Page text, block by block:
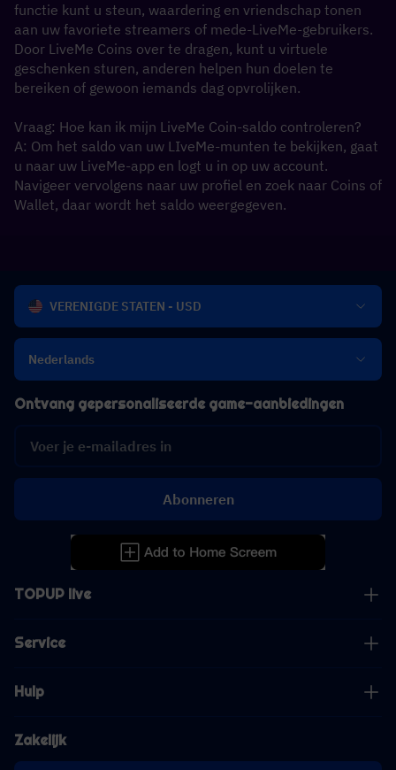
functie kunt u steun, waardering en vriendschap tonen
aan uw favoriete streamers of mede-LiveMe-gebruikers.
Door LiveMe Coins over te dragen, kunt u virtuele
geschenken sturen, anderen helpen hun doelen te
bereiken of gewoon iemands dag opvrolijken.
Vraag: Hoe kan ik mijn LiveMe Coin-saldo controleren?
A: Om het saldo van uw LIveMe-munten te bekijken, gaat
u naar uw LiveMe-app en logt u in op uw account.
Navigeer vervolgens naar uw profiel en zoek naar Coins of
Wallet, daar wordt het saldo weergegeven.
VERENIGDE STATEN - USD
Nederlands
TOPUP live
Service
Hulp
Zakelijk
Ontvang gepersonaliseerde game-aanbiedingen
Abonneren